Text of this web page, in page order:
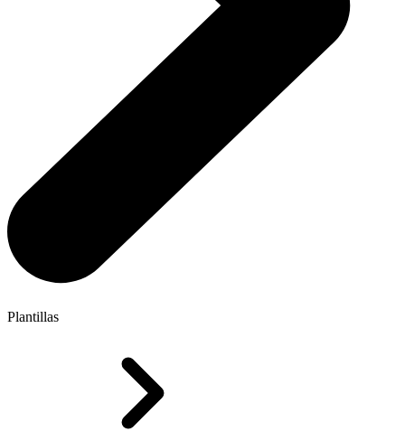
Plantillas